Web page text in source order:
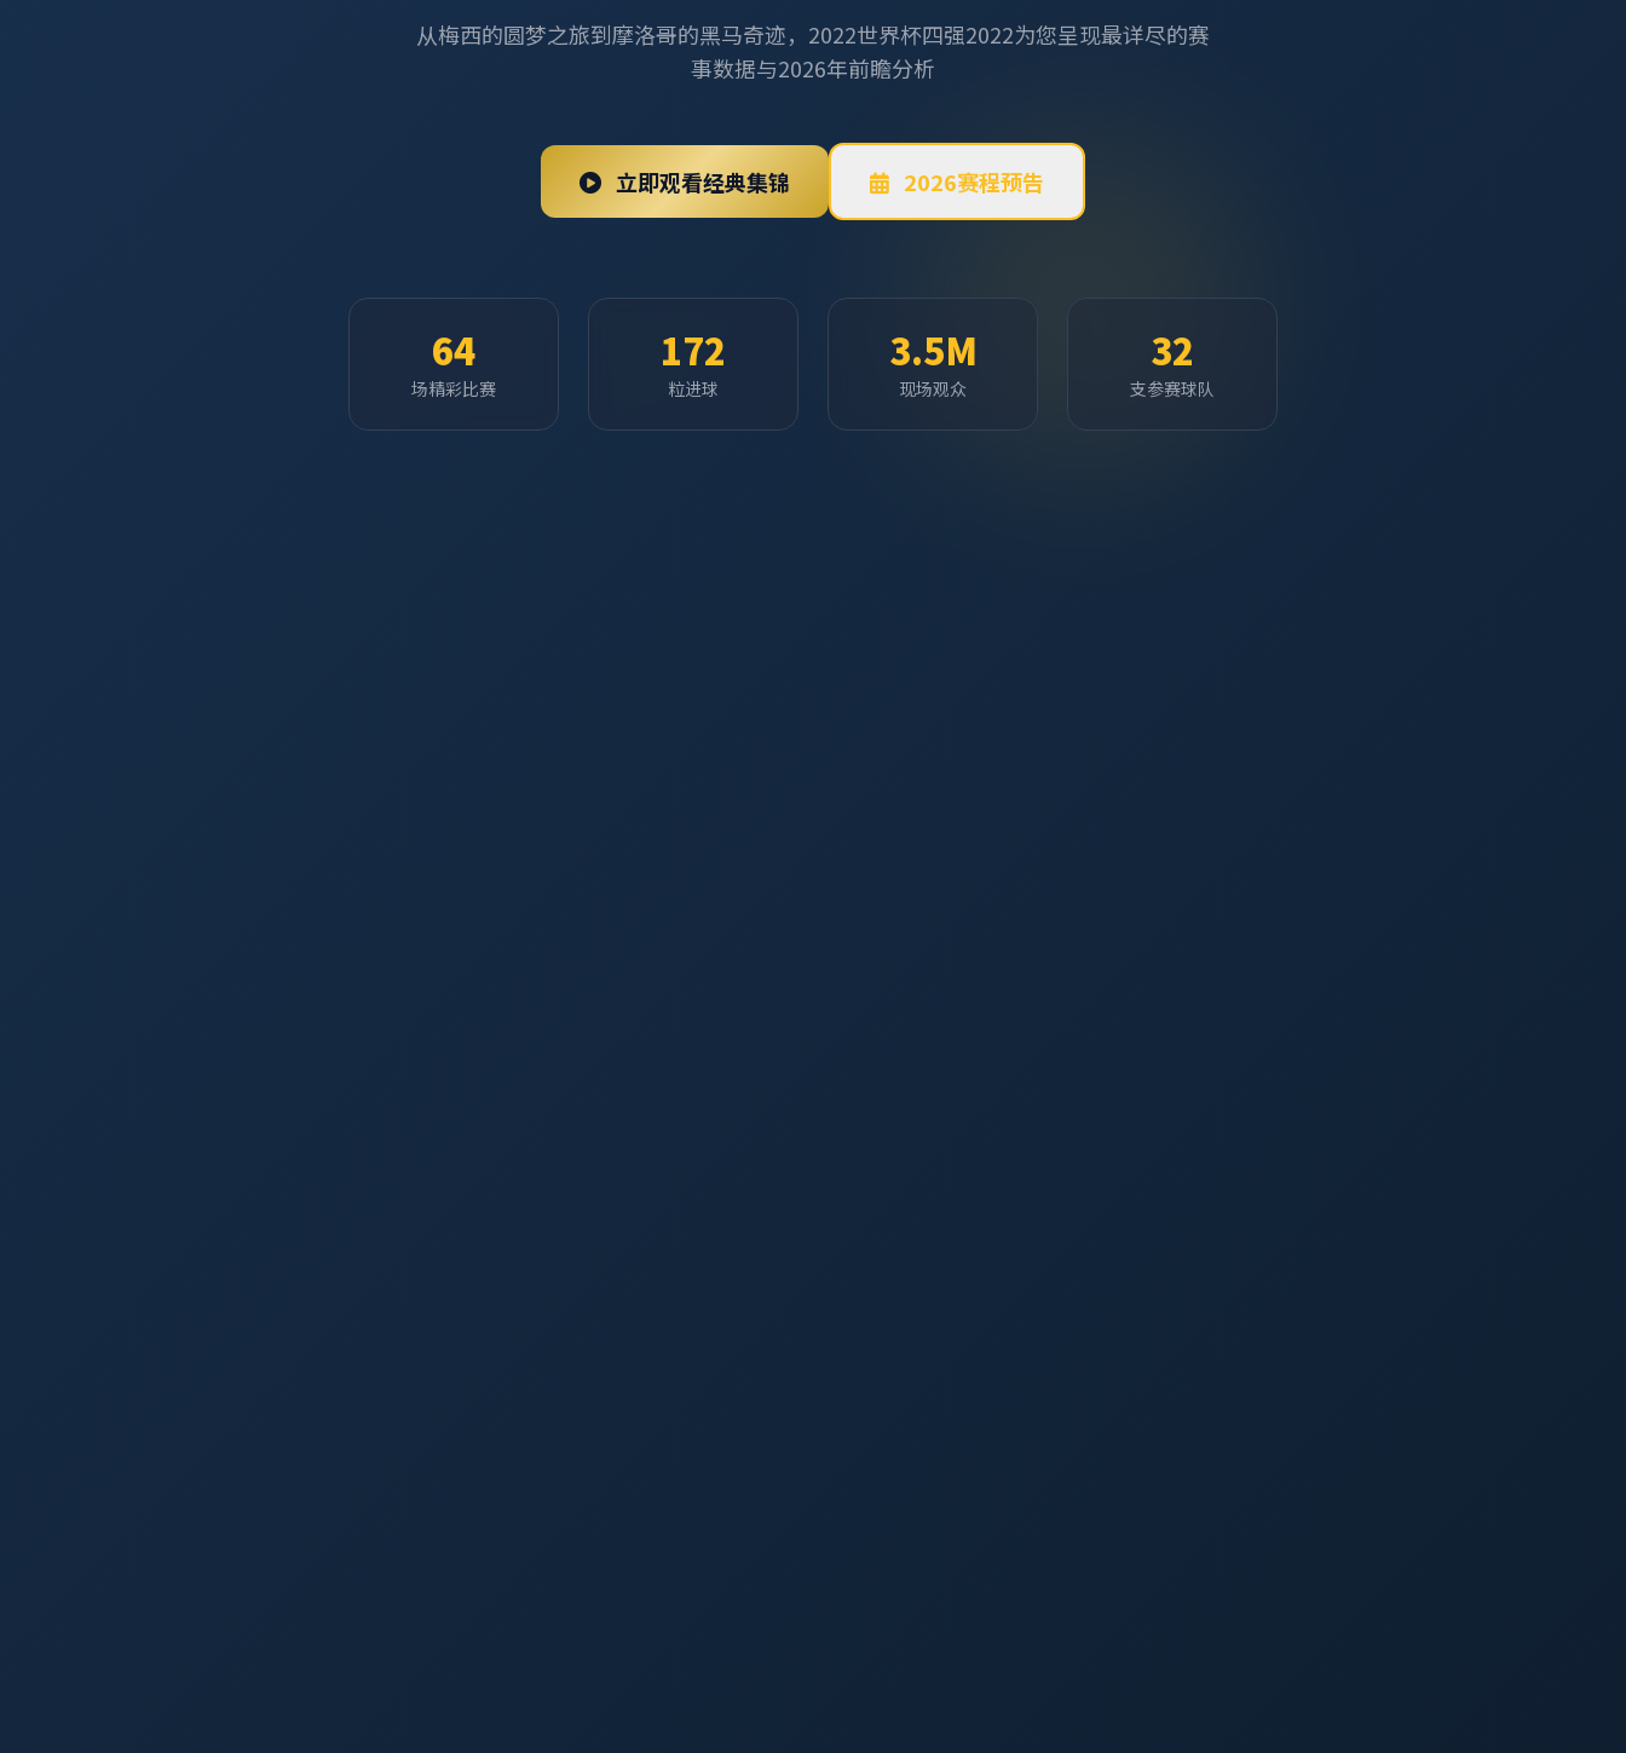
从梅西的圆梦之旅到摩洛哥的黑马奇迹，2022世界杯四强2022为您呈现最详尽的赛
事数据与2026年前瞻分析
立即观看经典集锦 2026赛程预告
64
场精彩比赛
172
粒进球
3.5M
现场观众
32
支参赛球队